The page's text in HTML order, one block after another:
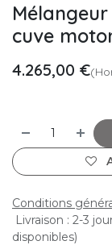
Mélangeur
cuve
4.265,00 €
Conditions
Livraison : 2-3
disponibles)